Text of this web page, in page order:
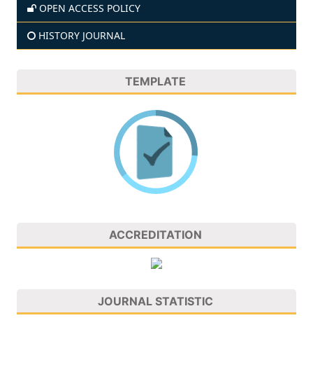
OPEN ACCESS POLICY
HISTORY JOURNAL
TEMPLATE
ACCREDITATION
JOURNAL STATISTIC